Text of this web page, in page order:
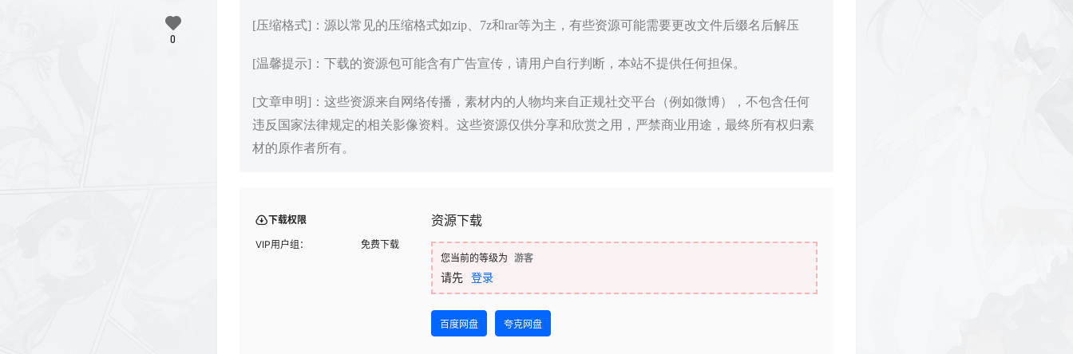
[压缩格式]：源以常见的压缩格式如zip、7z和rar等为主，有些资源可能需要更改文件后缀名后解压
[温馨提示]：下载的资源包可能含有广告宣传，请用户自行判断，本站不提供任何担保。
[文章申明]：这些资源来自网络传播，素材内的人物均来自正规社交平台（例如微博），不包含任何
违反国家法律规定的相关影像资料。这些资源仅供分享和欣赏之用，严禁商业用途，最终所有权归素
材的原作者所有。
下载权限
VIP用户组： 免费下载
资源下载
您当前的等级为 游客
请先 登录
百度网盘 夸克网盘
0